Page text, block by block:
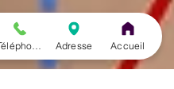
Adresse Accueil